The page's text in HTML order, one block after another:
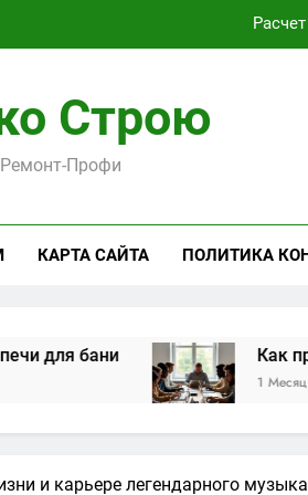
карта за 5 минут без
Критерии выбора пластиковых окон
подготовка по
Строю
Ремонт-Профи
КАРТА САЙТА ПОЛИТИКА
Как проходит
1 Месяц Спустя
и карьере легендарного